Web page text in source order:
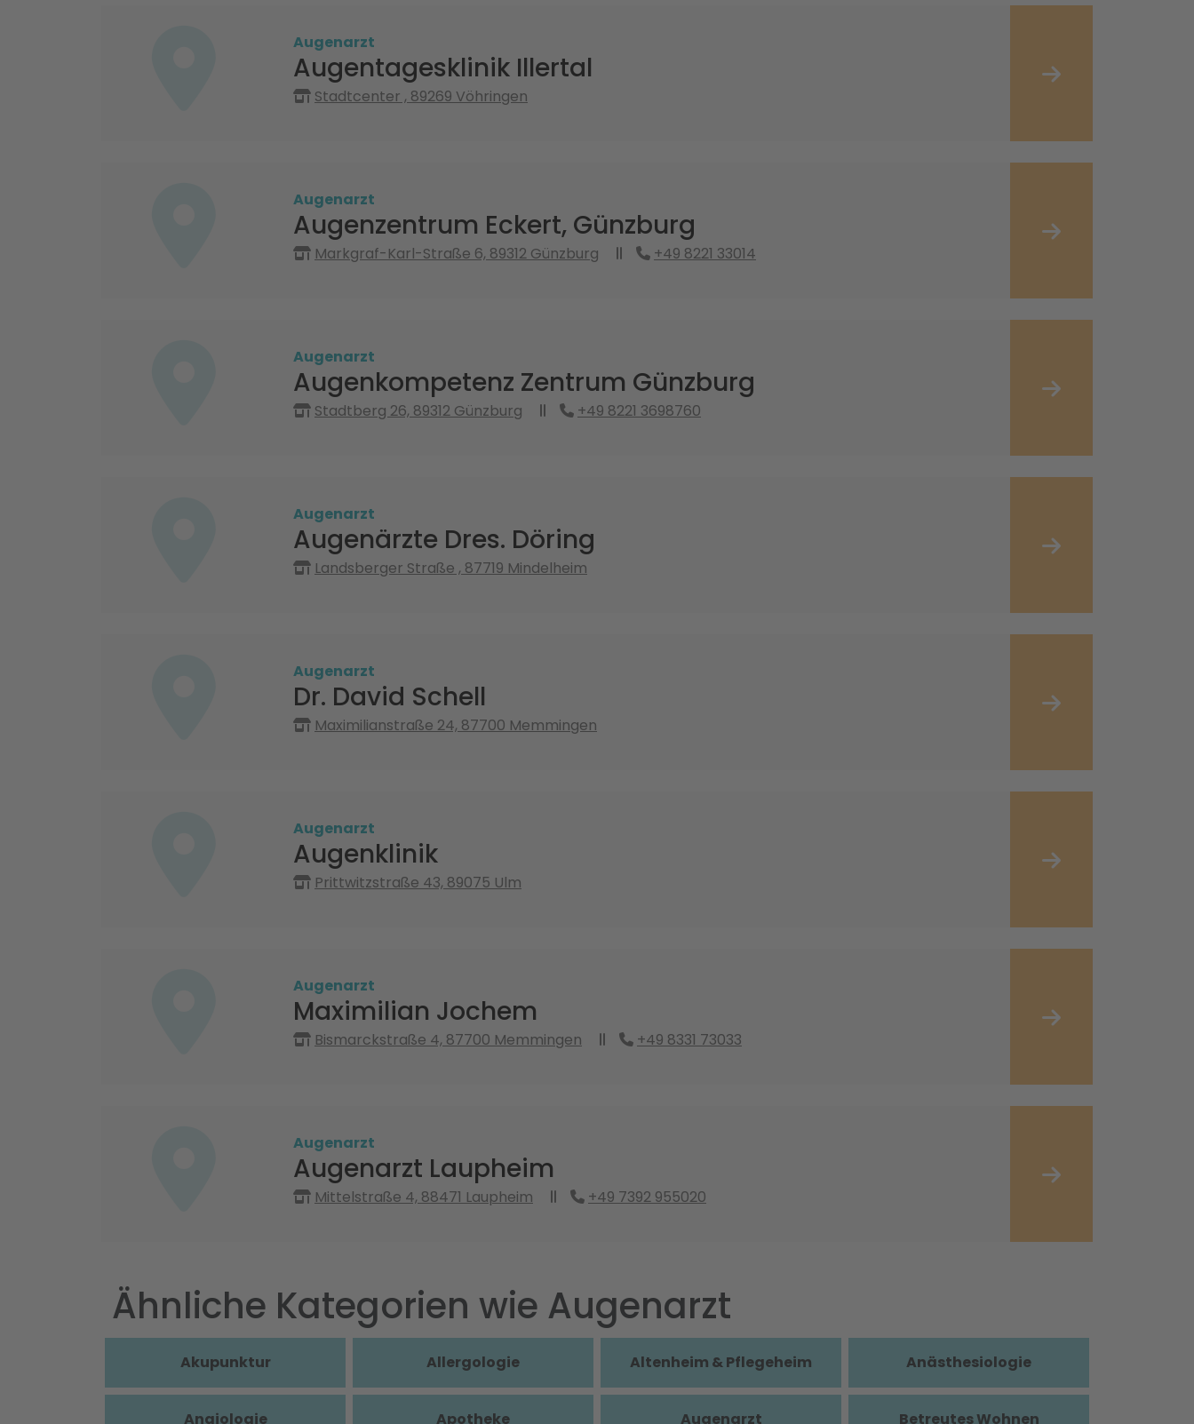
Augenarzt
Augentagesklinik Illertal
Stadtcenter , 89269 Vöhringen
Augenarzt
Augenzentrum Eckert, Günzburg
Markgraf-Karl-Straße 6, 89312 Günzburg +49 8221 33014
Augenarzt
Augenkompetenz Zentrum Günzburg
Stadtberg 26, 89312 Günzburg +49 8221 3698760
Augenarzt
Augenärzte Dres. Döring
Landsberger Straße , 87719 Mindelheim
Augenarzt
Dr. David Schell
Maximilianstraße 24, 87700 Memmingen
Augenarzt
Augenklinik
Prittwitzstraße 43, 89075 Ulm
Augenarzt
Maximilian Jochem
Bismarckstraße 4, 87700 Memmingen +49 8331 73033
Augenarzt
Augenarzt Laupheim
Mittelstraße 4, 88471 Laupheim +49 7392 955020
Ähnliche Kategorien wie Augenarzt
Akupunktur Allergologie Altenheim & Pflegeheim Anästhesiologie
Angiologie Apotheke Augenarzt Betreutes Wohnen